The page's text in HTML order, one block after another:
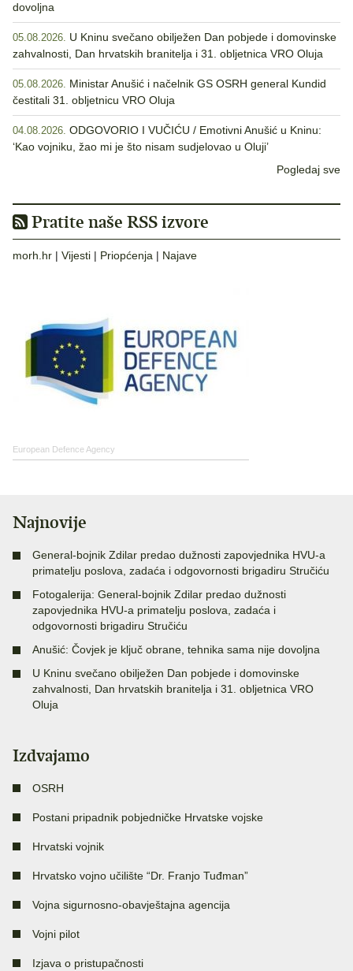
dovoljna
05.08.2026. U Kninu svečano obilježen Dan pobjede i domovinske
zahvalnosti, Dan hrvatskih branitelja i 31. obljetnica VRO Oluja
05.08.2026. Ministar Anušić i načelnik GS OSRH general Kundid
čestitali 31. obljetnicu VRO Oluja
04.08.2026. ODGOVORIO I VUČIĆU / Emotivni Anušić u Kninu:
‘Kao vojniku, žao mi je što nisam sudjelovao u Oluji’
Pogledaj sve
Pratite naše RSS izvore
morh.hr | Vijesti | Priopćenja | Najave
European Defence Agency
Najnovije
General-bojnik Zdilar predao dužnosti zapovjednika HVU-a
primatelju poslova, zadaća i odgovornosti brigadiru Stručiću
Fotogalerija: General-bojnik Zdilar predao dužnosti
zapovjednika HVU-a primatelju poslova, zadaća i
odgovornosti brigadiru Stručiću
Anušić: Čovjek je ključ obrane, tehnika sama nije dovoljna
U Kninu svečano obilježen Dan pobjede i domovinske
zahvalnosti, Dan hrvatskih branitelja i 31. obljetnica VRO
Oluja
Izdvajamo
OSRH
Postani pripadnik pobjedničke Hrvatske vojske
Hrvatski vojnik
Hrvatsko vojno učilište “Dr. Franjo Tuđman”
Vojna sigurnosno-obavještajna agencija
Vojni pilot
Izjava o pristupačnosti